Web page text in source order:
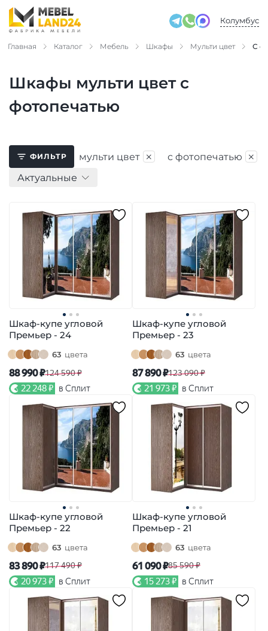
Колумбус
Главная Каталог Мебель Шкафы Мульти цвет С
Шкафы мульти цвет с
фотопечатью
ФИЛЬТР мульти цвет × с фотопечатью ×
Актуальные
Шкаф-купе угловой
Премьер - 24
63 цвета
88 990 ₽124 590 ₽
22 248 ₽ в Сплит
Шкаф-купе угловой
Премьер - 23
63 цвета
87 890 ₽123 090 ₽
21 973 ₽ в Сплит
Шкаф-купе угловой
Премьер - 22
63 цвета
83 890 ₽117 490 ₽
20 973 ₽ в Сплит
Шкаф-купе угловой
Премьер - 21
63 цвета
61 090 ₽85 590 ₽
15 273 ₽ в Сплит